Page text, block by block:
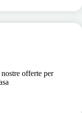
offerte per